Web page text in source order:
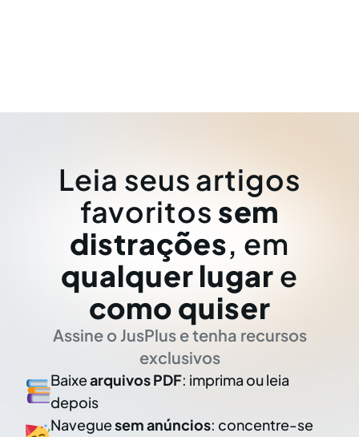
Leia seus artigos
favoritos sem
distrações, em
qualquer lugar e
como quiser
Assine o JusPlus e tenha recursos
exclusivos
Baixearquivos PDF: imprima ou leia
depois
Naveguesem anúncios: concentre-se